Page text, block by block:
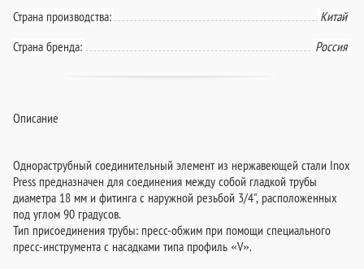
Страна производства:
Китай
Страна бренда:
Россия
Описание
Однораструбный соединительный элемент из нержавеющей стали Inox
Press предназначен для соединения между собой гладкой трубы
диаметра 18 мм и фитинга с наружной резьбой 3/4", расположенных
под углом 90 градусов.
Тип присоединения трубы: пресс-обжим при помощи специального
пресс-инструмента с насадками типа профиль «V».